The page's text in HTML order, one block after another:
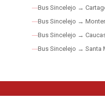
Bus Sincelejo →
Bus Sincelejo →
Bus Sincelejo →
Bus Sincelejo → Santa